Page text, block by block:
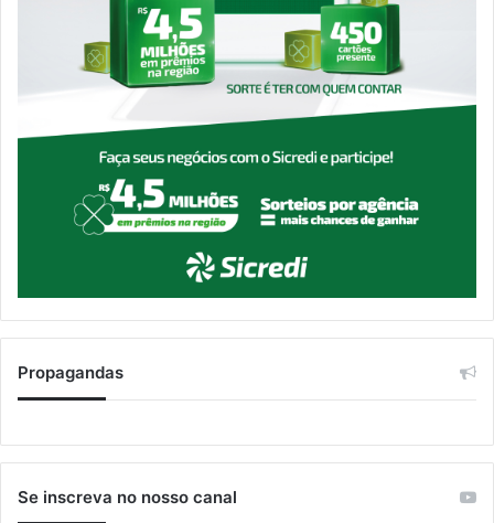
Propagandas
Se inscreva no nosso canal